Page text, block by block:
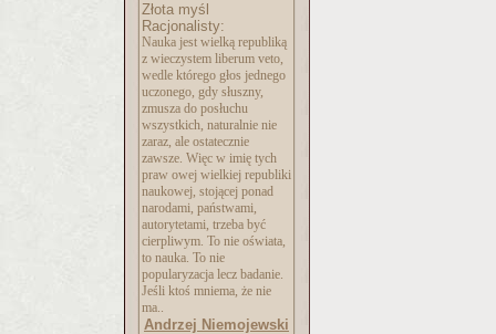
Złota myśl
Racjonalisty:
Nauka jest wielką republiką
z wieczystem liberum veto,
wedle którego głos jednego
uczonego, gdy słuszny,
zmusza do posłuchu
wszystkich, naturalnie nie
zaraz, ale ostatecznie
zawsze. Więc w imię tych
praw owej wielkiej republiki
naukowej, stojącej ponad
narodami, państwami,
autorytetami, trzeba być
cierpliwym. To nie oświata,
to nauka. To nie
popularyzacja lecz badanie.
Jeśli ktoś mniema, że nie
ma..
Andrzej Niemojewski